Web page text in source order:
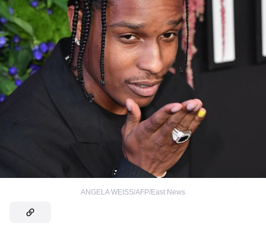
ANGELA WEISS/AFP/East News